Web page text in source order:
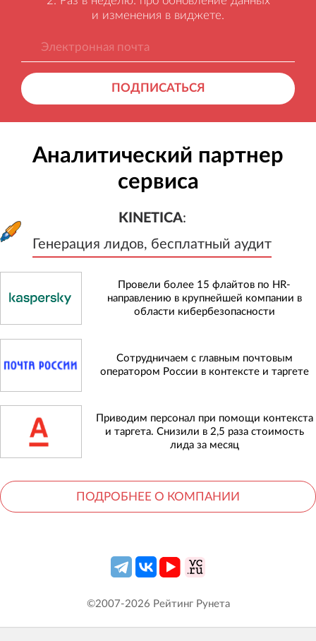
и изменения в виджете.
ПОДПИСАТЬСЯ
Аналитический партнер
сервиса
KINETICA:
Генерация лидов, бесплатный аудит
Генерация лидов, бесплатный
Провели более 15 флайтов по HR-
направлению в крупнейшей компании в
области кибербезопасности
Сотрудничаем с главным почтовым
оператором России в контексте и таргете
Приводим персонал при помощи контекста
и таргета. Снизили в 2,5 раза стоимость
лида за месяц
ПОДРОБНЕЕ О КОМПАНИИ
©2007-2026 Рейтинг Рунета